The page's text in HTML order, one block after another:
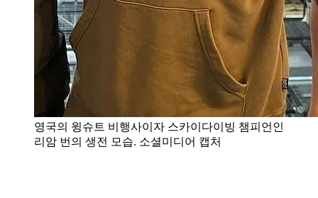
영국의 윙슈트 비행사이자 스카이다이빙 챔피언인
리암 번의 생전 모습. 소셜미디어 캡처